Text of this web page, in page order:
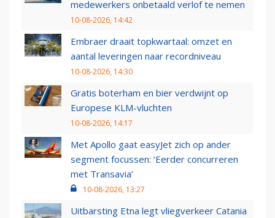
medewerkers onbetaald verlof te nemen
10-08-2026, 14:42
Embraer draait topkwartaal: omzet en
aantal leveringen naar recordniveau
10-08-2026, 14:30
Gratis boterham en bier verdwijnt op
Europese KLM-vluchten
10-08-2026, 14:17
Met Apollo gaat easyJet zich op ander
segment focussen: ‘Eerder concurreren
met Transavia’
10-08-2026, 13:27
Uitbarsting Etna legt vliegverkeer Catania